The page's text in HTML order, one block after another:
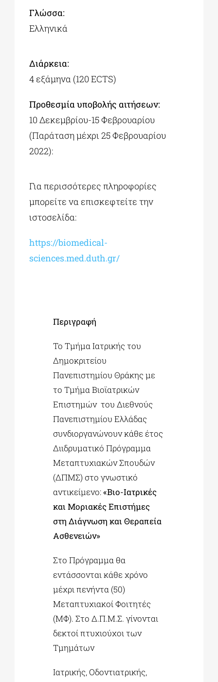
Γλώσσα:
Ελληνικά
Διάρκεια:
4 εξάμηνα (120 ECTS)
Προθεσμία υποβολής αιτήσεων:
10 Δεκεμβρίου-15 Φεβρουαρίου
(Παράταση μέχρι 25 Φεβρουαρίου
2022):
Για περισσότερες πληροφορίες
μπορείτε να επισκεφτείτε την
ιστοσελίδα:
https://biomedical-
sciences.med.duth.gr/
Περιγραφή
Το Τμήμα Ιατρικής του
Δημοκριτείου
Πανεπιστημίου Θράκης με
το Τμήμα Βιοϊατρικών
Επιστημών του Διεθνούς
Πανεπιστημίου Ελλάδας
συνδιοργανώνουν κάθε έτος
Διιδρυματικό Πρόγραμμα
Μεταπτυχιακών Σπουδών
(ΔΠΜΣ) στο γνωστικό
αντικείμενο:«Βιο-Ιατρικές
και Μοριακές Επιστήμες
στη Διάγνωση και Θεραπεία
Ασθενειών»
Στο Πρόγραμμα θα
εντάσσονται κάθε χρόνο
μέχρι πενήντα (50)
Μεταπτυχιακοί Φοιτητές
(ΜΦ). Στο Δ.Π.Μ.Σ. γίνονται
δεκτοί πτυχιούχοι των
Τμημάτων
Ιατρικής, Οδοντιατρικής,